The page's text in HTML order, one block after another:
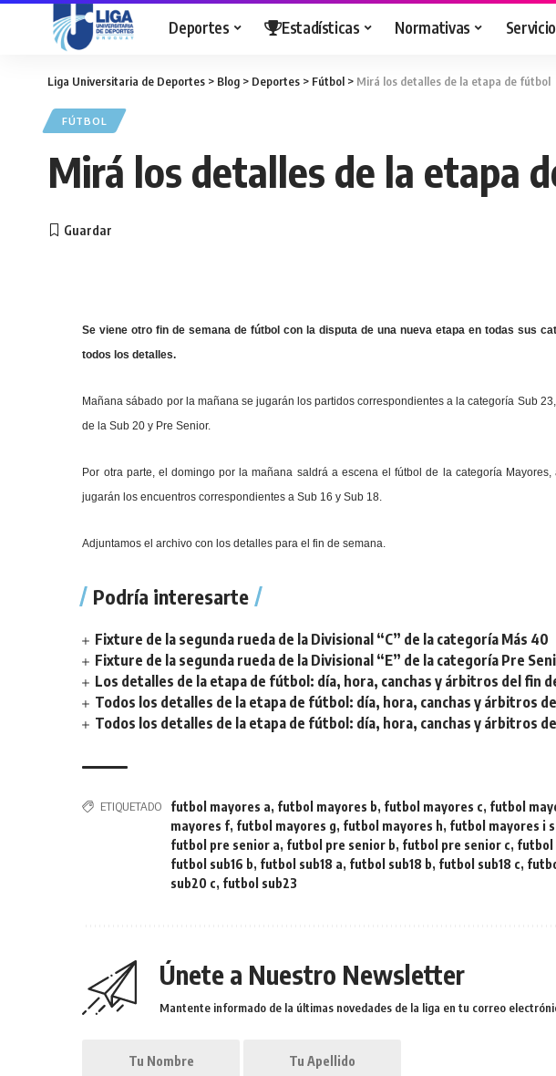
Deportes Estadísticas Normativas
Liga Universitaria de Deportes > Blog > Deportes > Fútbol > Mirá los detalles de la etapa de fútbol
FÚTBOL
Mirá los detalles de la etapa
Se viene otro fin de semana de fútbol con la disputa de una nueva etapa en todas sus
todos los detalles.
Mañana sábado por la mañana se jugarán los partidos correspondientes a la categoría Sub
de la Sub 20 y Pre Senior.
Por otra parte, el domingo por la mañana saldrá a escena el fútbol de la categoría
jugarán los encuentros correspondientes a Sub 16 y Sub 18.
Adjuntamos el archivo con los detalles para el fin de semana.
Podría interesarte
Fixture de la segunda rueda de la Divisional “C” de la categoría Más 40
Fixture de la segunda rueda de la Divisional “E” de la categoría Pre
Los detalles de la etapa de fútbol: día, hora, canchas y árbitros del fin
Todos los detalles de la etapa de fútbol: día, hora, canchas y árbitros
Todos los detalles de la etapa de fútbol: día, hora, canchas y árbitros
ETIQUETADO futbol mayores a, futbol mayores b, futbol mayores c, futbol
mayores f, futbol mayores g, futbol mayores h, futbol mayores i
futbol pre senior a, futbol pre senior b, futbol pre senior c, futbol
futbol sub16 b, futbol sub18 a, futbol sub18 b, futbol sub18 c,
sub20 c, futbol sub23
Únete a Nuestro Newsletter
Mantente informado de la últimas novedades de la liga en tu correo